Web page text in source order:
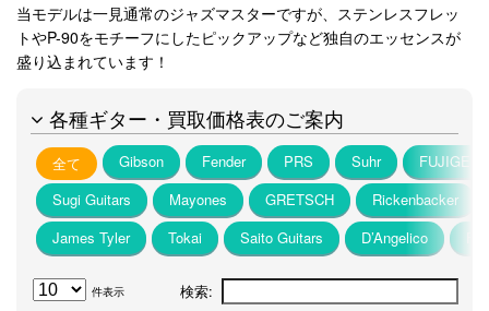
当モデルは一見通常のジャズマスターですが、ステンレスフレッ
トやP-90をモチーフにしたピックアップなど独自のエッセンスが
盛り込まれています！
各種ギター・買取価格表のご案内
全て Gibson Fender PRS Suhr
FUJIGEN
Sugi Guitars
Mayones GRETSCH
Rickenbacker
James Tyler
Tokai Saito Guitars D’Angelico
件表示 検索: